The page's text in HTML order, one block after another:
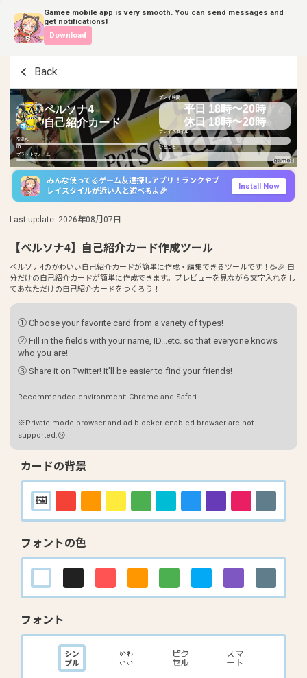
Gamee mobile app is very smooth. You can send messages and
get notifications!
Download
Back
ペルソナ4
自己紹介カード
なまえ
ID
プラットフォーム
プレイ時間
平日 18時〜20時
休日 18時〜20時
プレイスタイル
ひとこと
みんな使ってるゲーム友達探しアプリ！ランクやプ
レイスタイルが近い人と遊べるよ🎉
Install Now
Last update: 2026年08月07日
【ペルソナ4】自己紹介カード作成ツール
ペルソナ4のかわいい自己紹介カードが簡単に作成・編集できるツールです！🥳🎉 自
分だけの自己紹介カードが簡単に作成できます。プレビューを見ながら文字入れをし
てあなただけの自己紹介カードをつくろう！
① Choose your favorite card from a variety of types!
② Fill in the fields with your name, ID...etc. so that everyone knows
who you are!
③ Share it on Twitter! It'll be easier to find your friends!
Recommended environment: Chrome and Safari.
※Private mode browser and ad blocker enabled browser are not
supported.😢
カードの背景
フォントの色
フォント